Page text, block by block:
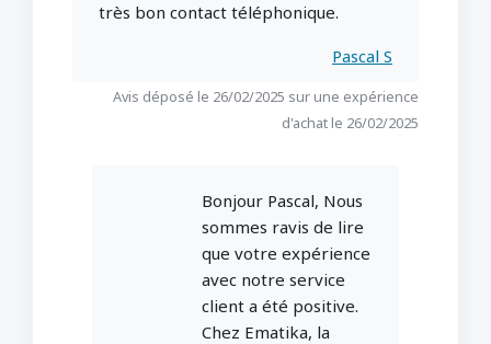
très bon contact téléphonique.
Pascal S
Avis déposé le 26/02/2025 sur une expérience
d'achat le 26/02/2025
Bonjour Pascal, Nous
sommes ravis de lire
que votre expérience
avec notre service
client a été positive.
Chez Ematika, la